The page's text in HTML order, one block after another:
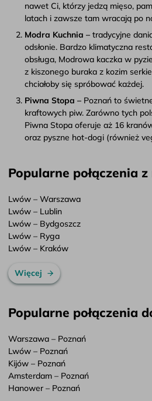
nawet Ci, którzy jedzą mięso,
latach i zawsze tam wracają po
Modra Kuchnia – tradycyjne
odsłonie. Bardzo klimatyczna
obsługa, Modrowa kaczka w
z kiszonego buraka z kozim
chciałoby się spróbować każdej.
Piwna Stopa – Poznań to
kraftowych piw. Zarówno tych
Piwna Stopa oferuje aż 16
oraz pyszne hot-dogi (również
Popularne połączenia
Lwów – Warszawa
Lwów – Lublin
Lwów – Bydgoszcz
Lwów – Ryga
Lwów – Kraków
Więcej
Popularne połączenia
Warszawa – Poznań
Lwów – Poznań
Kijów – Poznań
Amsterdam – Poznań
Hanower – Poznań